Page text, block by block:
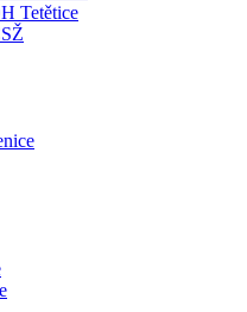
Tetětice